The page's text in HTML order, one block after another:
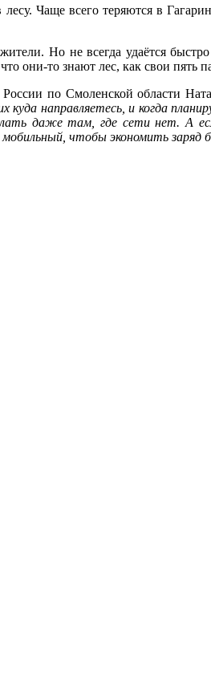
Чаще всего теряются в
Но не всегда удаётся
они-то знают лес, как свои пять
по Смоленской области
направляетесь, и когда
даже там, где сети нет. А
чтобы экономить заряд